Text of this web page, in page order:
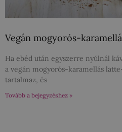
Vegán mogyorós-
Ha ebéd után egyszerre nyúlnál
a vegán mogyorós-karamellás
tartalmaz, és
Tovább a bejegyzéshez »